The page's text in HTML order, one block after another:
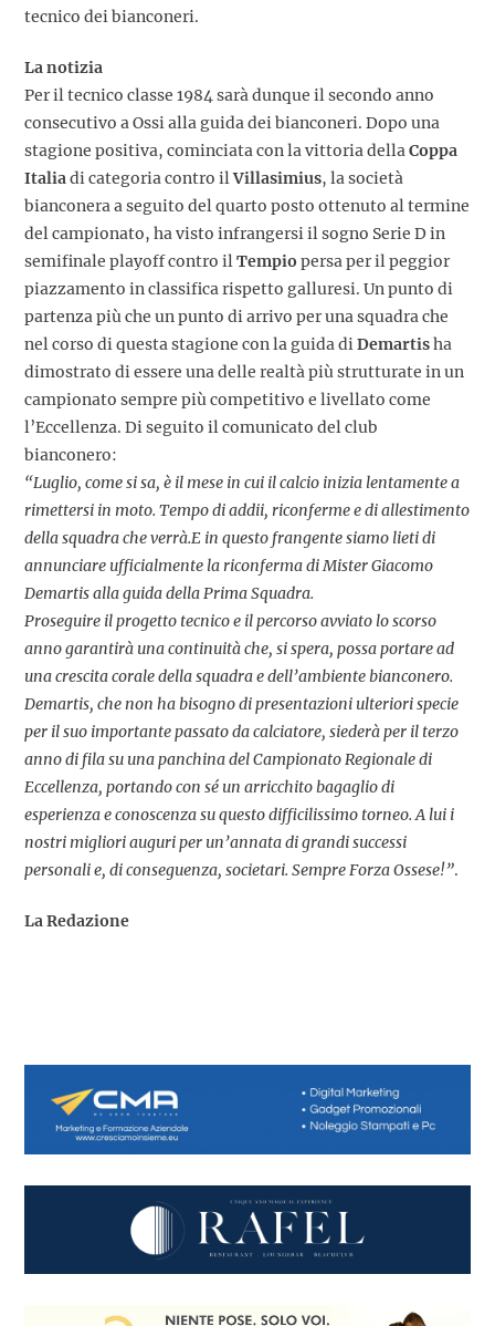
tecnico dei bianconeri.
La notizia
Per il tecnico classe 1984 sarà dunque il secondo anno
consecutivo a Ossi alla guida dei bianconeri. Dopo una
stagione positiva, cominciata con la vittoria dellaCoppa
Italiadi categoria contro ilVillasimius, la società
bianconera a seguito del quarto posto ottenuto al termine
del campionato, ha visto infrangersi il sogno Serie D in
semifinale playoff contro ilTempio persa per il peggior
piazzamento in classifica rispetto galluresi. Un punto di
partenza più che un punto di arrivo per una squadra che
nel corso di questa stagione con la guida diDemartisha
dimostrato di essere una delle realtà più strutturate in un
campionato sempre più competitivo e livellato come
l’Eccellenza. Di seguito il comunicato del club
bianconero:
“Luglio, come si sa, è il mese in cui il calcio inizia lentamente a
rimettersi in moto. Tempo di addii, riconferme e di allestimento
della squadra che verrà.E in questo frangente siamo lieti di
annunciare ufficialmente la riconferma di Mister Giacomo
Demartis alla guida della Prima Squadra.
Proseguire il progetto tecnico e il percorso avviato lo scorso
anno garantirà una continuità che, si spera, possa portare ad
una crescita corale della squadra e dell’ambiente bianconero.
Demartis, che non ha bisogno di presentazioni ulteriori specie
per il suo importante passato da calciatore, siederà per il terzo
anno di fila su una panchina del Campionato Regionale di
Eccellenza, portando con sé un arricchito bagaglio di
esperienza e conoscenza su questo difficilissimo torneo. A lui i
nostri migliori auguri per un’annata di grandi successi
personali e, di conseguenza, societari. Sempre Forza Ossese!”.
La Redazione